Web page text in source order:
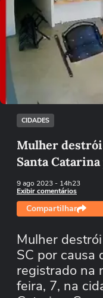
Ops!
Não foi
CIDADES
Mulher
Santa
9 ago 2023- 14h23
Exibir comentários
Compartilhar
Mulher
SC por causa
registrado na
feira, 7, na